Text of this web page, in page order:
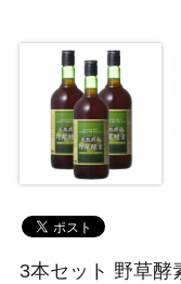
3本セット 野草酵